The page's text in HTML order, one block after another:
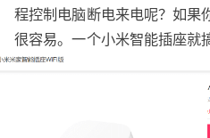
程控制电脑断电来电呢？如果
很容易。一个小米智能插座就